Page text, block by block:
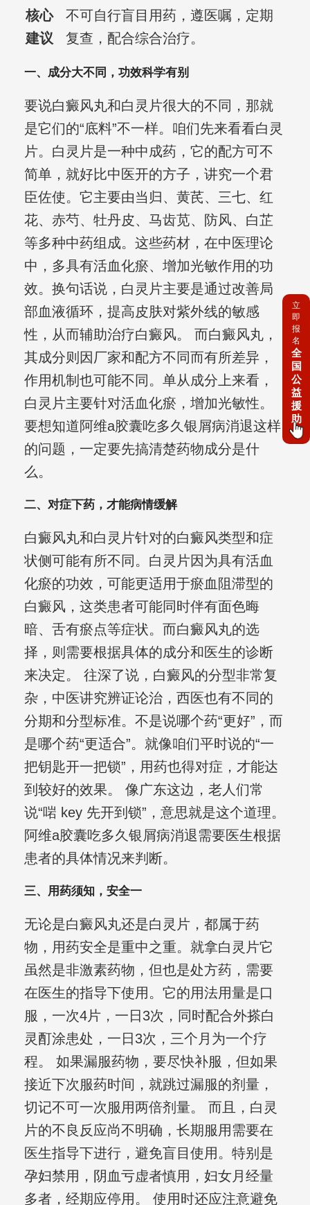
核心
建议
不可自行盲目用药，遵医嘱，定期
复查，配合综合治疗。
一、成分大不同，功效科学有别
要说白癜风丸和白灵片很大的不同，那就
是它们的“底料”不一样。咱们先来看看白灵
片。白灵片是一种中成药，它的配方可不
简单，就好比中医开的方子，讲究一个君
臣佐使。它主要由当归、黄芪、三七、红
花、赤芍、牡丹皮、马齿苋、防风、白芷
等多种中药组成。这些药材，在中医理论
中，多具有活血化瘀、增加光敏作用的功
效。换句话说，白灵片主要是通过改善局
部血液循环，提高皮肤对紫外线的敏感
性，从而辅助治疗白癜风。 而白癜风丸，
其成分则因厂家和配方不同而有所差异，
作用机制也可能不同。单从成分上来看，
白灵片主要针对活血化瘀，增加光敏性。
要想知道阿维a胶囊吃多久银屑病消退这样
的问题，一定要先搞清楚药物成分是什
么。
二、对症下药，才能病情缓解
白癜风丸和白灵片针对的白癜风类型和症
状侧可能有所不同。白灵片因为具有活血
化瘀的功效，可能更适用于瘀血阻滞型的
白癜风，这类患者可能同时伴有面色晦
暗、舌有瘀点等症状。而白癜风丸的选
择，则需要根据具体的成分和医生的诊断
来决定。 往深了说，白癜风的分型非常复
杂，中医讲究辨证论治，西医也有不同的
分期和分型标准。不是说哪个药“更好”，而
是哪个药“更适合”。就像咱们平时说的“一
把钥匙开一把锁”，用药也得对症，才能达
到较好的效果。 像广东这边，老人们常
说“啱 key 先开到锁”，意思就是这个道理。
阿维a胶囊吃多久银屑病消退需要医生根据
患者的具体情况来判断。
三、用药须知，安全一
无论是白癜风丸还是白灵片，都属于药
物，用药安全是重中之重。就拿白灵片它
虽然是非激素药物，但也是处方药，需要
在医生的指导下使用。它的用法用量是口
服，一次4片，一日3次，同时配合外搽白
灵酊涂患处，一日3次，三个月为一个疗
程。 如果漏服药物，要尽快补服，但如果
接近下次服药时间，就跳过漏服的剂量，
切记不可一次服用两倍剂量。 而且，白灵
片的不良反应尚不明确，长期服用需要在
医生指导下进行，避免盲目使用。特别是
孕妇禁用，阴血亏虚者慎用，妇女月经量
多者，经期应停用。 使用时还应注意避免
立
即
报
名
全
国
公
益
援
助